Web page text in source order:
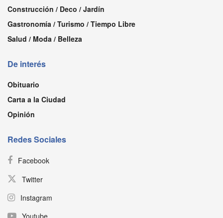
Construcción / Deco / Jardín
Gastronomía / Turismo / Tiempo Libre
Salud / Moda / Belleza
De interés
Obituario
Carta a la Ciudad
Opinión
Redes Sociales
Facebook
Twitter
Instagram